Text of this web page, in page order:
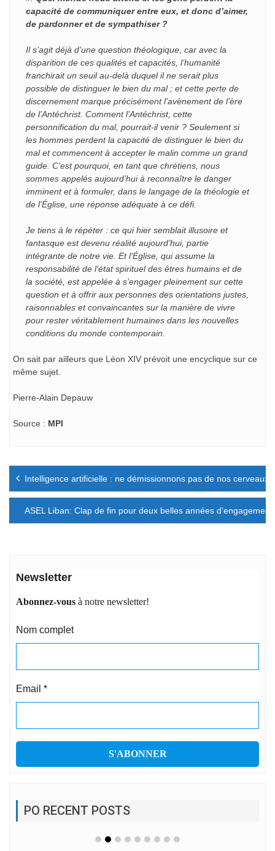
capacité de communiquer entre eux, et donc d’aimer,
de pardonner et de sympathiser ?
Il s’agit déjà d’une question théologique, car avec la
disparition de ces qualités et capacités, l’humanité
franchirait un seuil au-delà duquel il ne serait plus
possible de distinguer le bien du mal ; et cette perte de
discernement marque précisément l’avènement de l’ère
de l’Antéchrist. Comment l’Antéchrist, cette
personnification du mal, pourrait-il venir ? Seulement si
les hommes perdent la capacité de distinguer le bien du
mal et commencent à accepter le malin comme un grand
guide. C’est pourquoi, en tant que chrétiens, nous
sommes appelés aujourd’hui à reconnaître le danger
imminent et à formuler, dans le langage de la théologie et
de l’Église, une réponse adéquate à ce défi.
Je tiens à le répéter : ce qui hier semblait illusoire et
fantasque est devenu réalité aujourd’hui, partie
intégrante de notre vie. Et l’Église, qui assume la
responsabilité de l’état spirituel des êtres humains et de
la société, est appelée à s’engager pleinement sur cette
question et à offrir aux personnes des orientations justes,
raisonnables et convaincantes sur la manière de vivre
pour rester véritablement humaines dans les nouvelles
conditions du monde contemporain.
On sait par ailleurs que Léon XIV prévoit une encyclique sur ce
même sujet.
Pierre-Alain Depauw
Source : MPI
Navigation
l’article
Intelligence artificielle : ne démissionnons pas de nos cerveaux !
ASEL Liban: Clap de fin pour deux belles années d’engagement.
Newsletter
Abonnez-vous à notre newsletter!
Nom complet
Email *
PO RECENT POSTS